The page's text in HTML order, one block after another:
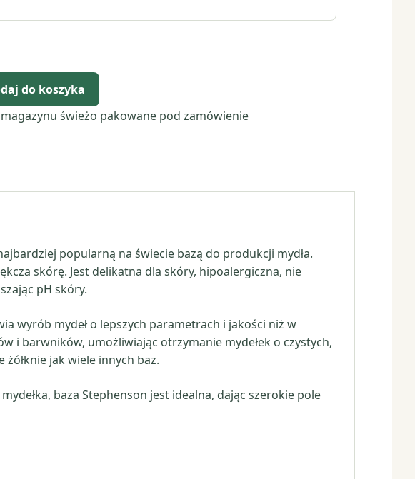
do koszyka
świeżo pakowane pod zamówienie
popularną na świecie bazą do produkcji mydła.
skórę. Jest delikatna dla skóry, hipoalergiczna, nie
pH skóry.
wyrób mydeł o lepszych parametrach i jakości niż w
i barwników, umożliwiając otrzymanie mydełek o czystych,
jak wiele innych baz.
baza Stephenson jest idealna, dając szerokie pole